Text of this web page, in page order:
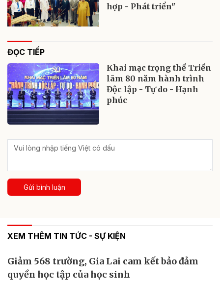
hợp - Phát triển"
ĐỌC TIẾP
Khai mạc trọng thể Triển
lãm 80 năm hành trình
Độc lập - Tự do - Hạnh
phúc
Gửi bình luận
XEM THÊM TIN TỨC - SỰ KIỆN
Giảm 568 trường, Gia Lai cam kết bảo đảm
quyền học tập của học sinh